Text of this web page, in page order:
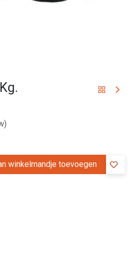
winkelmandje toevoegen